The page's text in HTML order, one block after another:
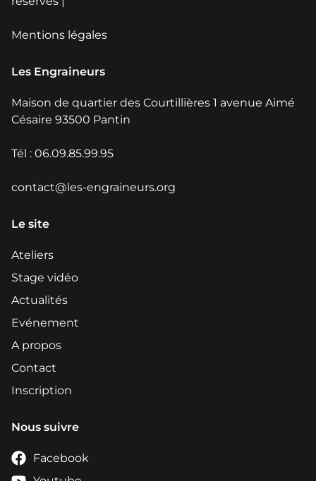
Mentions légales
Les Engraineurs
Maison de quartier des Courtillières 1 avenue Aimé
Césaire 93500 Pantin
Tél : 06.09.85.99.95
contact@les-engraineurs.org
Le site
Ateliers
Stage vidéo
Actualités
Evénement
A propos
Contact
Inscription
Nous suivre
Facebook